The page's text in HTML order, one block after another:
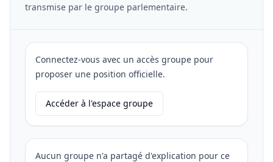
transmise par le groupe parlementaire.
Connectez-vous avec un accès groupe pour
proposer une position officielle.
Accéder à l'espace groupe
Aucun groupe n'a partagé d'explication pour ce